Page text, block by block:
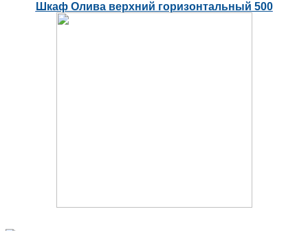
Шкаф Олива верхний горизонтальный 500